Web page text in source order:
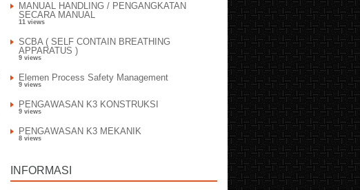
MANUAL HANDLING / PENGANGKATAN
SECARA MANUAL
11 views
SCBA ( SELF CONTAIN BREATHING
APPARATUS )
9 views
Elemen Process Safety Management
9 views
PENGAWASAN K3 KONSTRUKSI
9 views
PENGAWASAN K3 MEKANIK
8 views
INFORMASI